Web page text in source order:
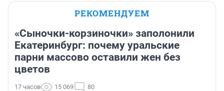
РЕКОМЕНДУЕМ
«Сыночки-корзиночки» заполонили
Екатеринбург: почему уральские
парни массово оставили жен без
цветов
17 часов 15 069 80